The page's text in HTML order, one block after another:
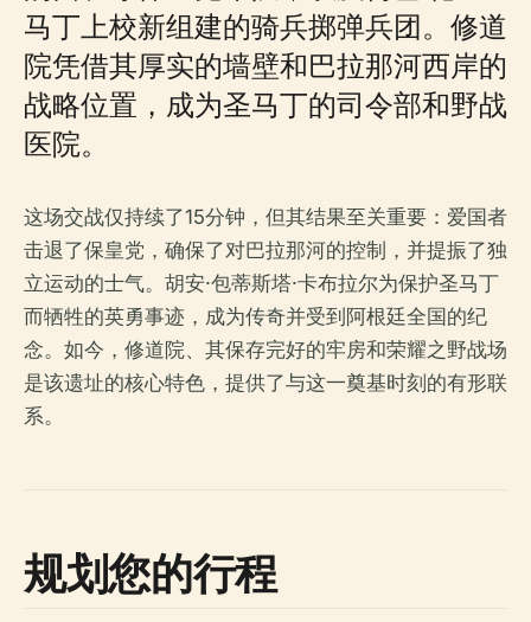
马丁上校新组建的骑兵掷弹兵团。修道
院凭借其厚实的墙壁和巴拉那河西岸的
战略位置，成为圣马丁的司令部和野战
医院。
这场交战仅持续了15分钟，但其结果至关重要：爱国者
击退了保皇党，确保了对巴拉那河的控制，并提振了独
立运动的士气。胡安·包蒂斯塔·卡布拉尔为保护圣马丁
而牺牲的英勇事迹，成为传奇并受到阿根廷全国的纪
念。如今，修道院、其保存完好的牢房和荣耀之野战场
是该遗址的核心特色，提供了与这一奠基时刻的有形联
系。
规划您的行程